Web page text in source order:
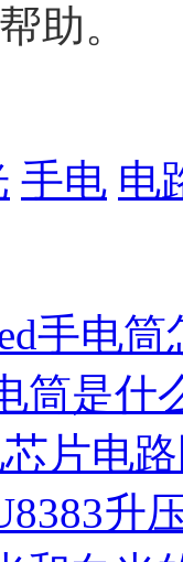
助。
手电 电
手电筒
筒是什
芯片电
升